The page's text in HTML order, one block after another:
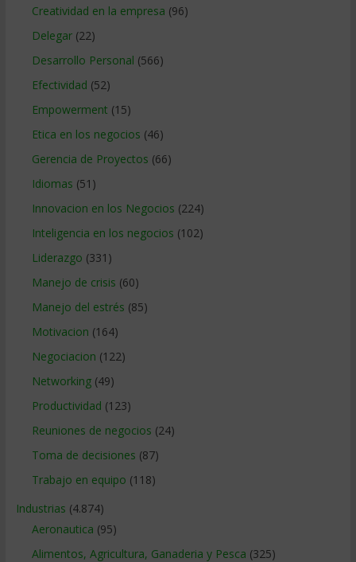
Creatividad en la empresa (96)
Delegar(22)
Desarrollo Personal (566)
Efectividad (52)
Empowerment (15)
Etica en los negocios (46)
Gerencia de Proyectos (66)
Idiomas (51)
Innovacion en los Negocios (224)
Inteligencia en los negocios (102)
Liderazgo (331)
Manejo de crisis (60)
Manejo del estrés (85)
Motivacion (164)
Negociacion (122)
Networking(49)
Productividad (123)
Reuniones de negocios (24)
Toma de decisiones (87)
Trabajo en equipo (118)
Industrias (4.874)
Aeronautica (95)
Alimentos, Agricultura, Ganaderia y Pesca (325)